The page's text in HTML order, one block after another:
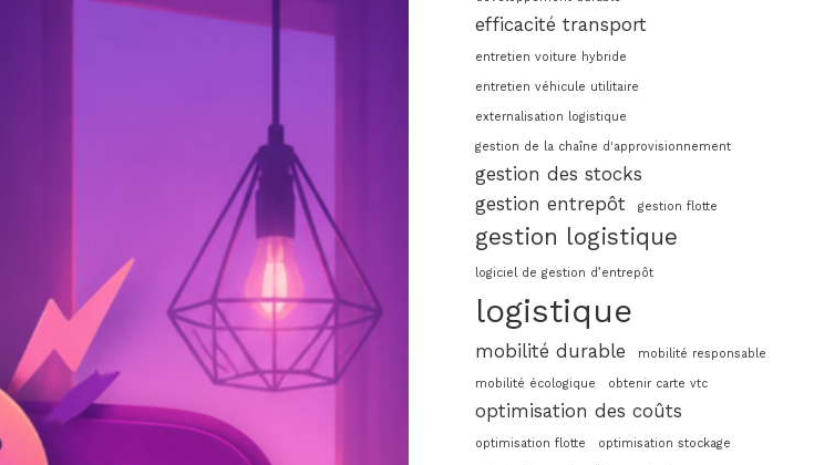
efficacité transport
entretien voiture hybride
entretien véhicule utilitaire
externalisation logistique
gestion de la chaîne d'approvisionnement
gestion des stocks
gestion entrepôt
gestion flotte
gestion logistique
logiciel de gestion d’entrepôt
logistique
mobilité durable mobilité responsable
mobilité écologique obtenir carte vtc
optimisation des coûts
optimisation flotte optimisation stockage